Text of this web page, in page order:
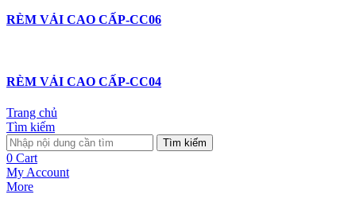
RÈM VẢI CAO CẤP-CC06
RÈM VẢI CAO CẤP-CC04
Trang chủ
Tìm kiếm
Tìm kiếm
0 Cart
My Account
More